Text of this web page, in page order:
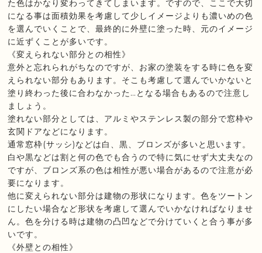
た色はかなり変わってきてしまいます。ですので、ここで大切
になる事は面積効果を考慮して少しイメージよりも濃いめの色
を選んでいくことで、最終的に外壁に塗った時、元のイメージ
に近ずくことが多いです。
《変えられない部分との相性》
意外と忘れられがちなのですが、お家の塗装をする時に色を変
えられない部分もあります。そこも考慮して選んでいかないと
塗り終わった後に合わなかった…となる場合もあるので注意し
ましょう。
塗れない部分としては、アルミやステンレス製の部分で窓枠や
玄関ドアなどになります。
通常窓枠(サッシ)などは白、黒、ブロンズが多いと思います。
白や黒などは割と何の色でも合うので特に気にせず大丈夫なの
ですが、ブロンズ系の色は相性が悪い場合があるので注意が必
要になります。
他に変えられない部分は建物の形状になります。色をツートン
にしたい場合など形状を考慮して選んでいかなければなりませ
ん。色を分ける時は建物の凸凹などで分けていくと合う事が多
いです。
《外壁との相性》